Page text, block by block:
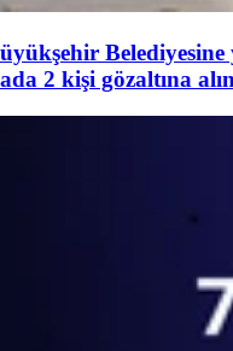
Belediyesine
2 kişi gözaltına